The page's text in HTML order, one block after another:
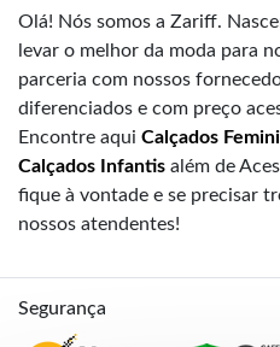
Olá! Nós somos a Zariff.
levar o melhor da moda para
parceria com nossos
diferenciados e com preço
Encontre aqui Calçados
Calçados Infantis além de
fique à vontade e se precisar
nossos atendentes!
Segurança